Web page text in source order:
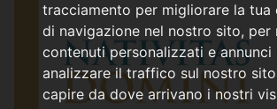
tracciamento per migliorare la tua
di navigazione nel nostro sito, per
contenuti personalizzati e annunci
analizzare il traffico sul nostro
capire da dove arrivano i nostri